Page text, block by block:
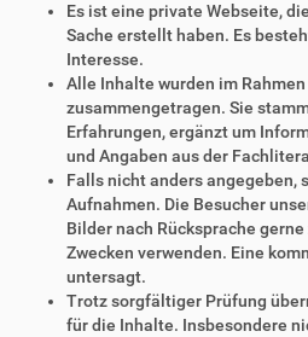
Es ist eine private Webseite,
Sache erstellt haben. Es
Interesse.
Alle Inhalte wurden im
zusammengetragen. Sie
Erfahrungen, ergänzt um
und Angaben aus der
Falls nicht anders angegeben,
Aufnahmen. Die Besucher
Bilder nach Rücksprache
Zwecken verwenden. Eine
untersagt.
Trotz sorgfältiger Prüfung
für die Inhalte. Insbesondere